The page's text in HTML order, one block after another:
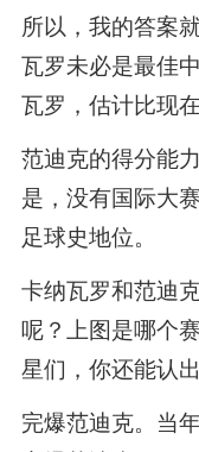
所以，我的答案
瓦罗未必是最佳
瓦罗，估计比现
范迪克的得分能
是，没有国际大
足球史地位。
卡纳瓦罗和范迪
呢？上图是哪个
星们，你还能认
完爆范迪克。当